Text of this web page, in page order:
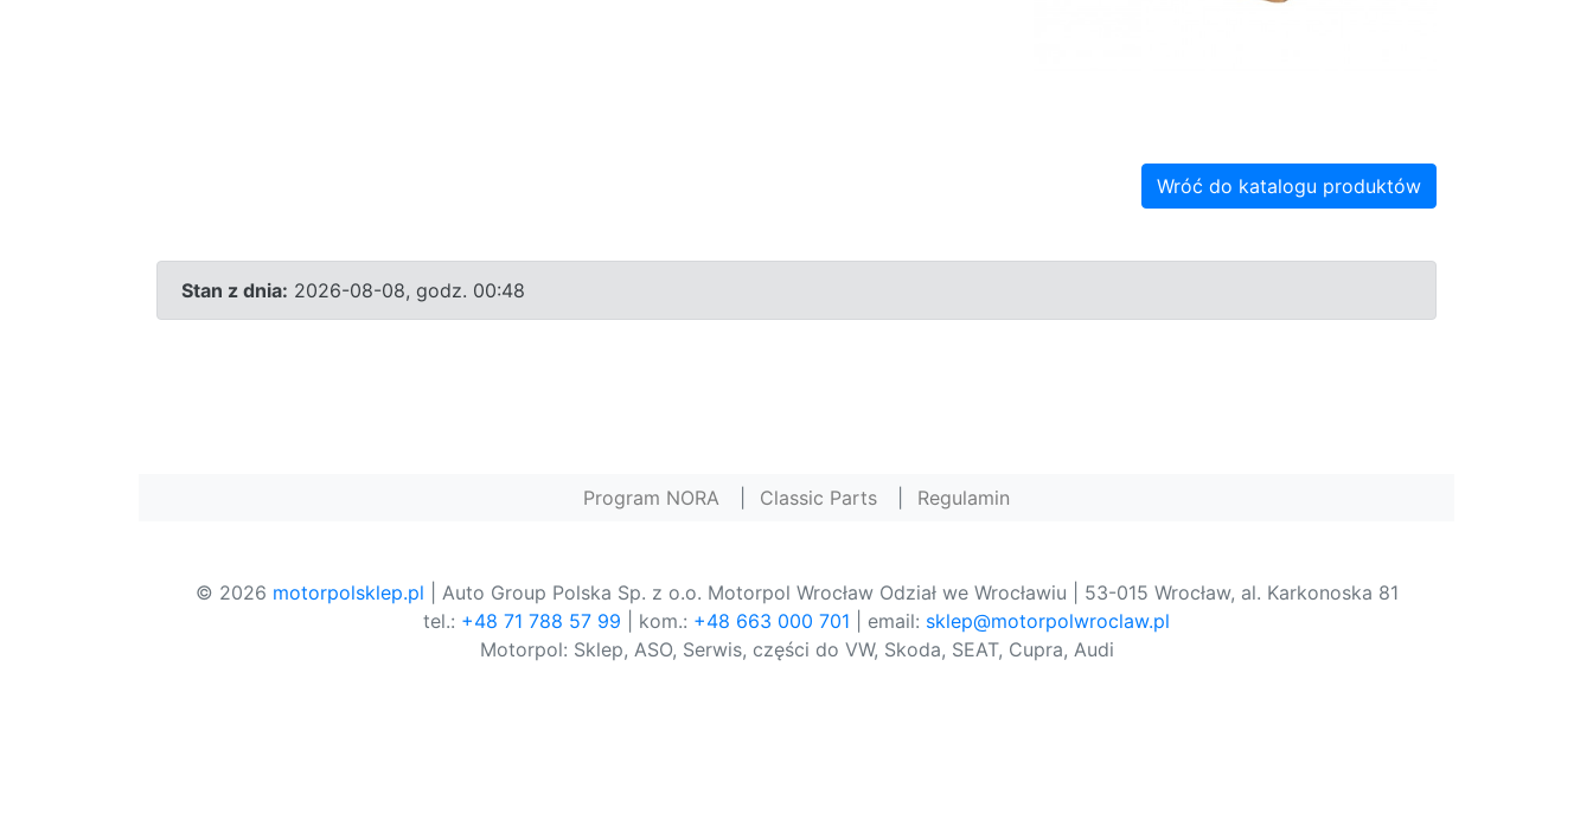
Wróć do katalogu produktów
Stan z dnia: 2026-08-08, godz. 00:48
Program NORA Classic Parts Regulamin
© 2026 motorpolsklep.pl | Auto Group Polska Sp. z o.o. Motorpol Wrocław Odział we Wrocławiu | 53-015 Wrocław, al. Karkonoska 81
tel.: +48 71 788 57 99 | kom.: +48 663 000 701 | email: sklep@motorpolwroclaw.pl
Motorpol: Sklep, ASO, Serwis, części do VW, Skoda, SEAT, Cupra, Audi